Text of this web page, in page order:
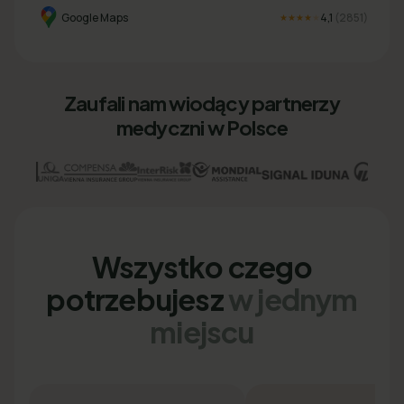
Google Maps ★★★★ 4,1 (2851
Zaufali nam wiodący partnerzy
medyczni w Polsce
Wszystko czego
potrzebujeszw jednym
miejscu